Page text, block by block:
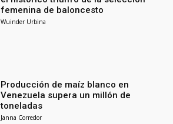
femenina de baloncesto
Wuinder Urbina
Producción de maíz blanco en
Venezuela supera un millón de
toneladas
Janna Corredor